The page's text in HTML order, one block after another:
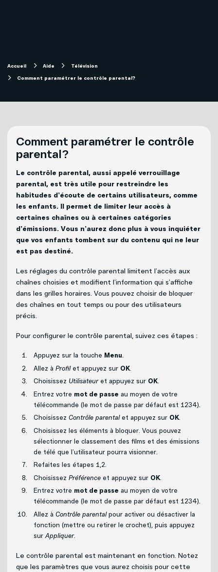
Forfaits télévision SOFI
Téléphonie
Téléphonie
Capsules vidéos
Solutions pour entreprises
Mon Sogetel
Politique de bénévolat
Nous joindre
Accueil Aide
Télévision
Comment paramétrer le contrôle parental?
Comment paramétrer le contrôle
parental?
Le contrôle parental, aussi appelé verrouillage
parental, est très utile pour restreindre les
habitudes d’écoute de certains utilisateurs, comme
les enfants. Il permet de limiter leur accès à
certaines chaînes ou à certaines catégories
d’émissions. Vous n’aurez donc plus à vous inquiéter
que vos enfants tombent sur du contenu qui ne leur
est pas destiné.
Les réglages du contrôle parental limitent l’accès aux
chaînes choisies et modifient l’information qui s’affiche
dans les grilles horaires. Vous pouvez choisir de bloquer
des chaînes en tout temps ou pour des utilisateurs
précis.
Pour configurer le contrôle parental, suivez ces étapes :
Appuyez sur la touche Menu.
Allez à Profilet appuyez sur OK
Choisissez Utilisateuret appuyez sur OK.
Entrez votre mot de passe au moyen de votre
télécommande (le mot de passe par défaut est 1234).
Choisissez Contrôle parentalet appuyez sur OK.
Choisissez les éléments à bloquer. Vous pouvez
sélectionner le classement des films et des émissions
de télé que l’utilisateur pourra visionner.
Refaites les étapes 1,2.
Choisissez Préférence et appuyez sur OK
Entrez votre mot de passe au moyen de votre
télécommande (le mot de passe par défaut est 1234).
Allez à Contrôle parentalpour activer ou désactiver la
fonction (mettre ou retirer le crochet), puis appuyez
sur Appliquer.
Le contrôle parental est maintenant en fonction. Notez
que les paramètres que vous aurez choisis pour cette